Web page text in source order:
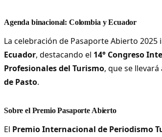
Agenda binacional: Colombia y Ecuador
La celebración de Pasaporte Abierto 2025
Ecuador, destacando el 14° Congreso
Profesionales del Turismo, que se llevará
de Pasto.
Sobre el Premio Pasaporte Abierto
El Premio Internacional de Periodismo